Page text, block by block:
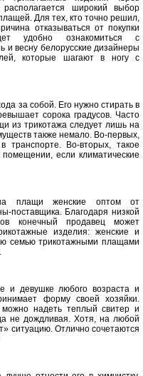
широкий выбор
Для тех, кто точно решил,
отказываться от покупки
удобно ознакомиться с
и весну белорусские дизайнеры
которые шагают в ногу с
за собой. Его нужно стирать в
сорока градусов. Часто
из трикотажа следует лишь на
также немало. Во-первых,
транспорте. Во-вторых, такое
если климатические
плащи женские оптом от
поставщика. Благодаря низкой
конечный продавец может
изделия: женские и
семью трикотажными плащами
и девушке любого возраста и
форму своей хозяйки.
надеть теплый свитер и
не дождливая. Хотя, на любой
ситуацию. Отлично сочетаются